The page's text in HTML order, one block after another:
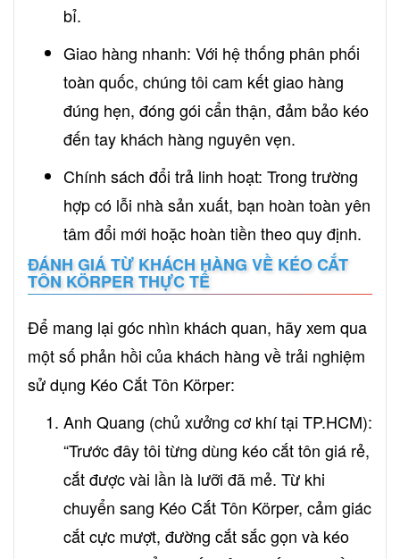
bỉ.
Giao hàng nhanh: Với hệ thống phân phối
toàn quốc, chúng tôi cam kết giao hàng
đúng hẹn, đóng gói cẩn thận, đảm bảo kéo
đến tay khách hàng nguyên vẹn.
Chính sách đổi trả linh hoạt: Trong trường
hợp có lỗi nhà sản xuất, bạn hoàn toàn yên
tâm đổi mới hoặc hoàn tiền theo quy định.
ĐÁNH GIÁ TỪ KHÁCH HÀNG VỀ KÉO CẮT
TÔN KÖRPER THỰC TẾ
Để mang lại góc nhìn khách quan, hãy xem qua
một số phản hồi của khách hàng về trải nghiệm
sử dụng Kéo Cắt Tôn Körper:
Anh Quang (chủ xưởng cơ khí tại TP.HCM):
“Trước đây tôi từng dùng kéo cắt tôn giá rẻ,
cắt được vài lần là lưỡi đã mẻ. Từ khi
chuyển sang Kéo Cắt Tôn Körper, cảm giác
cắt cực mượt, đường cắt sắc gọn và kéo